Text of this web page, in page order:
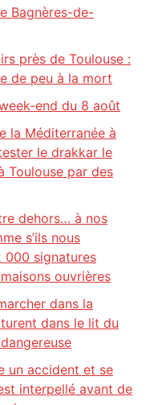
Bagnères-de-
près de Toulouse :
de peu à la mort
end du 8 août
la Méditerranée à
le drakkar le
Toulouse par des
dehors… à nos
s’ils nous
000 signatures
ouvrières
dans la
dans le lit du
un accident et se
interpellé avant de